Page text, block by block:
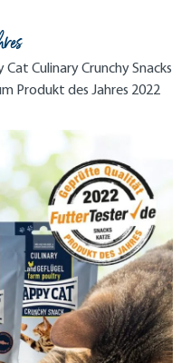
Culinary Crunchy Snacks
Produkt des Jahres 2022